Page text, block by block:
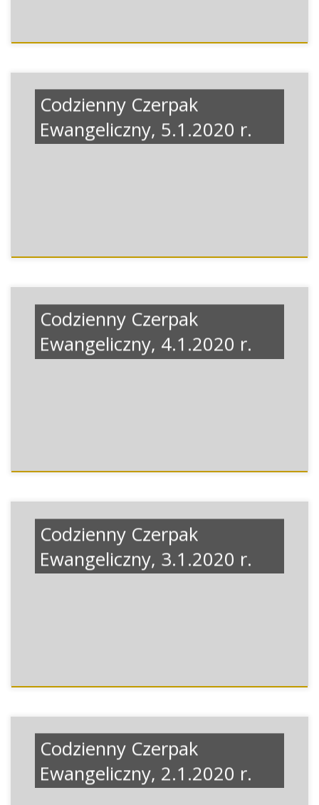
Codzienny Czerpak
Ewangeliczny, 5.1.2020 r.
Codzienny Czerpak
Ewangeliczny, 4.1.2020 r.
Codzienny Czerpak
Ewangeliczny, 3.1.2020 r.
Codzienny Czerpak
Ewangeliczny, 2.1.2020 r.